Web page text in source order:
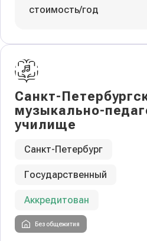
стоимость/год
Санкт-
музыкально-
училище
Санкт-Петербург
Государственный
Аккредитован
Без общежития